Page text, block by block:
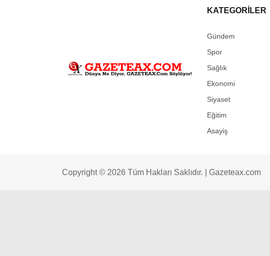
KATEGORİLER
Gündem
Spor
Sağlık
Ekonomi
Siyaset
Eğitim
Asayiş
Copyright © 2026 Tüm Hakları Saklıdır. | Gazeteax.com